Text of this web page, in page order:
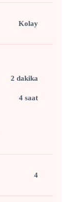
Kolay
2 dakika
4 saat
4